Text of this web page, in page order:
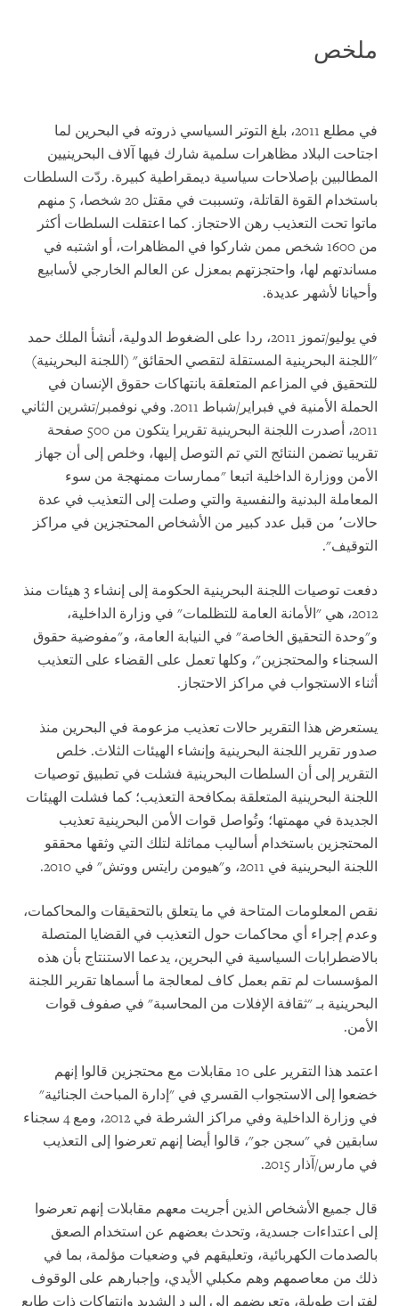
ملخص
في مطلع 2011، بلغ التوتر السياسي ذروته في البحرين لما
اجتاحت البلاد مظاهرات سلمية شارك فيها آلاف البحرينيين
المطالبين بإصلاحات سياسية ديمقراطية كبيرة. ردّت السلطات
باستخدام القوة القاتلة، وتسببت في مقتل 20 شخصا، 5 منهم
ماتوا تحت التعذيب رهن الاحتجاز. كما اعتقلت السلطات أكثر
من 1600 شخص ممن شاركوا في المظاهرات، أو اشتبه في
مساندتهم لها، واحتجزتهم بمعزل عن العالم الخارجي لأسابيع
وأحيانا لأشهر عديدة.
في يوليو/تموز 2011، ردا على الضغوط الدولية، أنشأ الملك حمد
"اللجنة البحرينية المستقلة لتقصي الحقائق" (اللجنة البحرينية)
للتحقيق في المزاعم المتعلقة بانتهاكات حقوق الإنسان في
الحملة الأمنية في فبراير/شباط 2011. وفي نوفمبر/تشرين الثاني
2011، أصدرت اللجنة البحرينية تقريرا يتكون من 500 صفحة
تقريبا تضمن النتائج التي تم التوصل إليها، وخلص إلى أن جهاز
الأمن ووزارة الداخلية اتبعا "ممارسات ممنهجة من سوء
المعاملة البدنية والنفسية والتي وصلت إلى التعذيب في عدة
حالات٬ من قبل عدد كبير من الأشخاص المحتجزين في مراكز
التوقيف".
دفعت توصيات اللجنة البحرينية الحكومة إلى إنشاء 3 هيئات منذ
2012، هي "الأمانة العامة للتظلمات" في وزارة الداخلية،
و"وحدة التحقيق الخاصة" في النيابة العامة، و"مفوضية حقوق
السجناء والمحتجزين"، وكلها تعمل على القضاء على التعذيب
أثناء الاستجواب في مراكز الاحتجاز.
يستعرض هذا التقرير حالات تعذيب مزعومة في البحرين منذ
صدور تقرير اللجنة البحرينية وإنشاء الهيئات الثلاث. خلص
التقرير إلى أن السلطات البحرينية فشلت في تطبيق توصيات
اللجنة البحرينية المتعلقة بمكافحة التعذيب؛ كما فشلت الهيئات
الجديدة في مهمتها؛ وتُواصل قوات الأمن البحرينية تعذيب
المحتجزين باستخدام أساليب مماثلة لتلك التي وثقها محققو
اللجنة البحرينية في 2011، و"هيومن رايتس ووتش" في 2010.
نقص المعلومات المتاحة في ما يتعلق بالتحقيقات والمحاكمات،
وعدم إجراء أي محاكمات حول التعذيب في القضايا المتصلة
بالاضطرابات السياسية في البحرين، يدعما الاستنتاج بأن هذه
المؤسسات لم تقم بعمل كاف لمعالجة ما أسماها تقرير اللجنة
البحرينية بـ "ثقافة الإفلات من المحاسبة" في صفوف قوات
الأمن.
اعتمد هذا التقرير على 10 مقابلات مع محتجزين قالوا إنهم
خضعوا إلى الاستجواب القسري في "إدارة المباحث الجنائية"
في وزارة الداخلية وفي مراكز الشرطة في 2012، ومع 4 سجناء
سابقين في "سجن جو"، قالوا أيضا إنهم تعرضوا إلى التعذيب
في مارس/آذار 2015.
قال جميع الأشخاص الذين أجريت معهم مقابلات إنهم تعرضوا
إلى اعتداءات جسدية، وتحدث بعضهم عن استخدام الصعق
بالصدمات الكهربائية، وتعليقهم في وضعيات مؤلمة، بما في
ذلك من معاصمهم وهم مكبلي الأيدي، وإجبارهم على الوقوف
لفترات طويلة، وتعريضهم إلى البرد الشديد وانتهاكات ذات طابع